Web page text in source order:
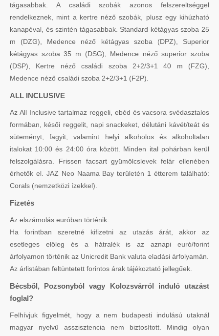
tágasabbak. A családi szobák azonos felszereltséggel
rendelkeznek, mint a kertre néző szobák, plusz egy kihúzható
kanapéval, és szintén tágasabbak. Standard kétágyas szoba 25
m (DZG), Medence néző kétágyas szoba (DPZ), Superior
kétágyas szoba 35 m (DSG), Medence néző superior szoba
(DSP), Kertre néző családi szoba 2+2/3+1 40 m (FZG),
Medence néző családi szoba 2+2/3+1 (F2P).
ALL INCLUSIVE
Az All Inclusive tartalmaz reggeli, ebéd és vacsora svédasztalos
formában, késői reggelit, napi snackeket, délutáni kávét/teát és
süteményt, fagyit, valamint helyi alkoholos és alkoholtalan
italokat 10:00 és 24:00 óra között. Minden ital pohárban kerül
felszolgálásra. Frissen facsart gyümölcslevek felár ellenében
érhetők el. JAZ Neo Naama Bay területén 1 étterem található:
Corals (nemzetközi ízekkel).
Fizetés
Az elszámolás euróban történik.
Ha forintban szeretné kifizetni az utazás árát, akkor az
esetleges előleg és a hátralék is az aznapi euró/forint
árfolyamon történik az Unicredit Bank valuta eladási árfolyamán.
Az árlistában feltüntetett forintos árak tájékoztató jellegűek.
Bécsből, Pozsonyból vagy Kolozsvárról induló utazást
foglal?
Felhívjuk figyelmét, hogy a nem budapesti indulású utaknál
magyar nyelvű asszisztencia nem biztosított. Mindig olyan